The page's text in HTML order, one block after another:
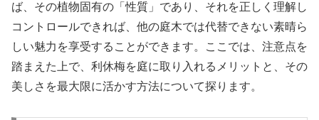
ば、その植物固有の「性質」であり、それを正しく理解し
コントロールできれば、他の庭木では代替できない素晴ら
しい魅力を享受することができます。ここでは、注意点を
踏まえた上で、利休梅を庭に取り入れるメリットと、その
美しさを最大限に活かす方法について探ります。